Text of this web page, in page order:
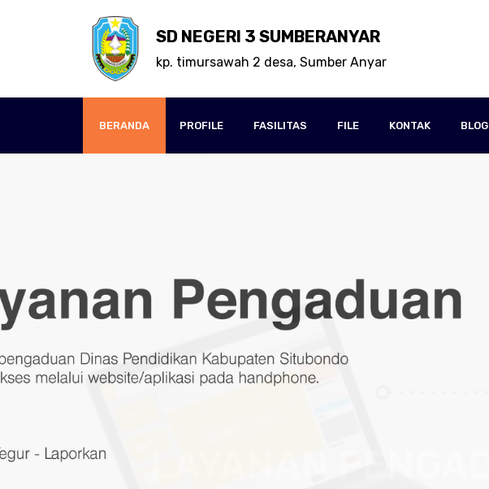
SD NEGERI 3 SUMBERANYAR
kp. timursawah 2 desa, Sumber Anyar
BERANDA PROFILE FASILITAS FILE KONTAK BLOG
LAYANAN PENGADUAN